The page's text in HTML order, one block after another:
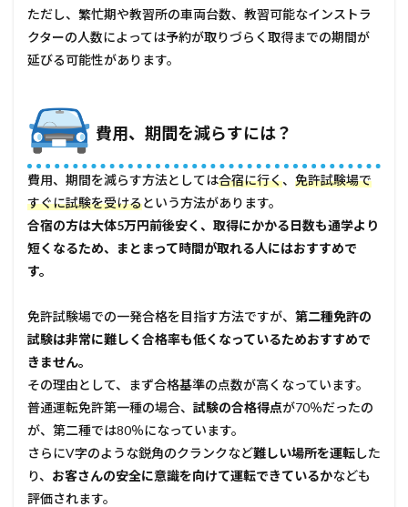
ただし、繁忙期や教習所の車両台数、教習可能なインストラ
クターの人数によっては予約が取りづらく取得までの期間が
延びる可能性があります。
費用、期間を減らすには？
費用、期間を減らす方法としては合宿に行く、 免許試験場で
すぐに試験を受けるという方法があります。
合宿の方は大体5万円前後安く、取得にかかる日数も通学より
短くなるため、まとまって時間が取れる人にはおすすめで
す。
免許試験場での一発合格を目指す方法ですが、 第二種免許の
試験は非常に難しく合格率も低くなっているためおすすめで
きません。
その理由として、まず合格基準の点数が高くなっています。
普通運転免許第一種の場合、 試験の合格得点が70％だったの
が、第二種では80％になっています。
さらにV字のような鋭角のクランクなど難しい場所を運転した
り、 お客さんの安全に意識を向けて運転できているかなども
評価されます。